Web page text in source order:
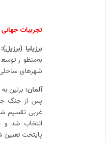
تجربیات
برزیلیا (برزیل):
به‌منظور
شهرهای
آلمان:
پس از جنگ
غربی تقسیم
انتخاب شد و
پایتخت تعیین